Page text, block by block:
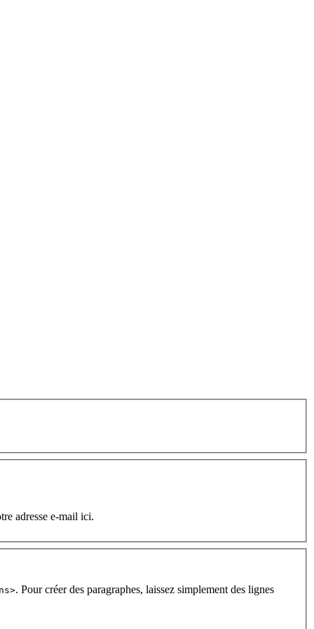
adresse e-mail ici.
. Pour créer des paragraphes, laissez simplement des lignes